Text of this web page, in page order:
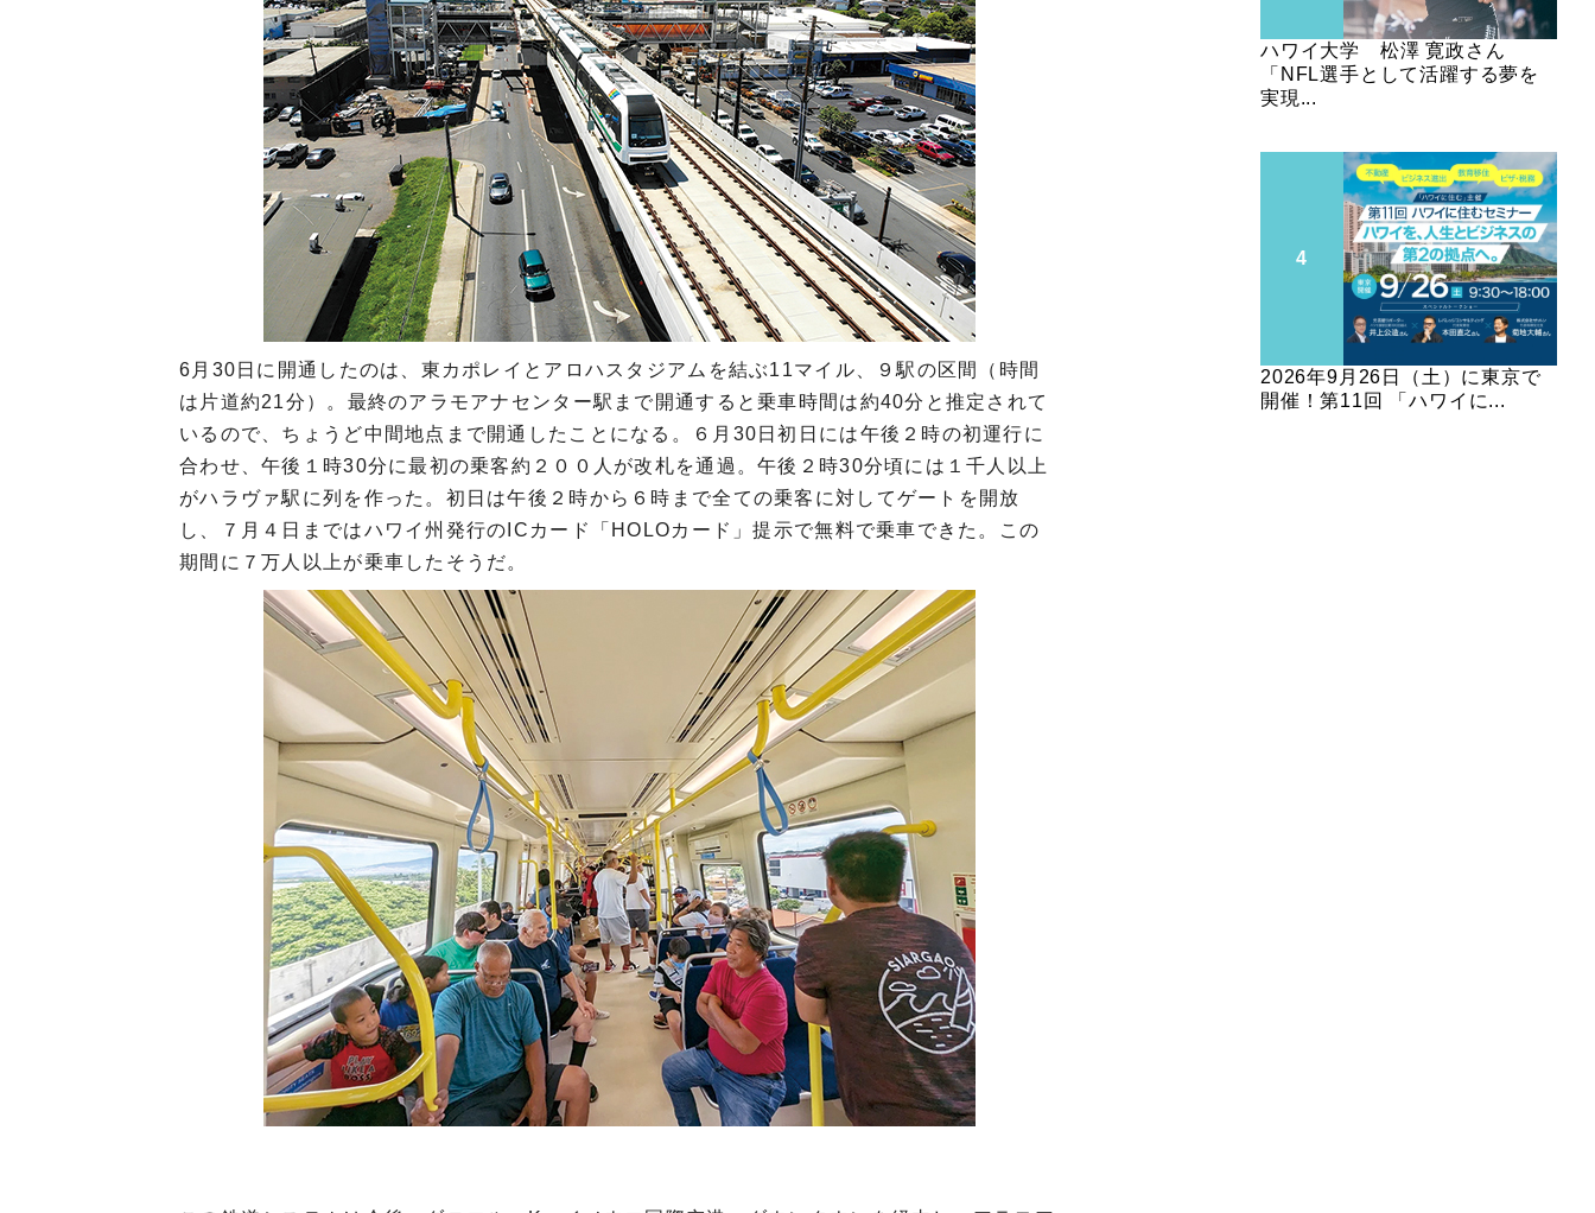
6月30日に開通したのは、東カポレイとアロハスタジアムを結ぶ11マイル、９駅の区間（時間
は片道約21分）。最終のアラモアナセンター駅まで開通すると乗車時間は約40分と推定されて
いるので、ちょうど中間地点まで開通したことになる。６月30日初日には午後２時の初運行に
合わせ、午後１時30分に最初の乗客約２００人が改札を通過。午後２時30分頃には１千人以上
がハラヴァ駅に列を作った。初日は午後２時から６時まで全ての乗客に対してゲートを開放
し、７月４日まではハワイ州発行のICカード「HOLOカード」提示で無料で乗車できた。この
期間に７万人以上が乗車したそうだ。
ハワイ大学 松澤 寛政さん
「NFL選手として活躍する夢を
実現...
2026年9月26日（土）に東京で
開催！第11回 「ハワイに...